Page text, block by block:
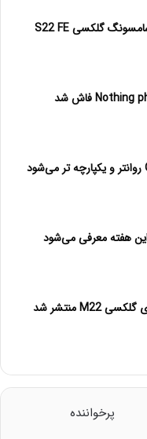
شایعات می‌گویند که سامسونگ گلکسی S22 FE
پرخواننده